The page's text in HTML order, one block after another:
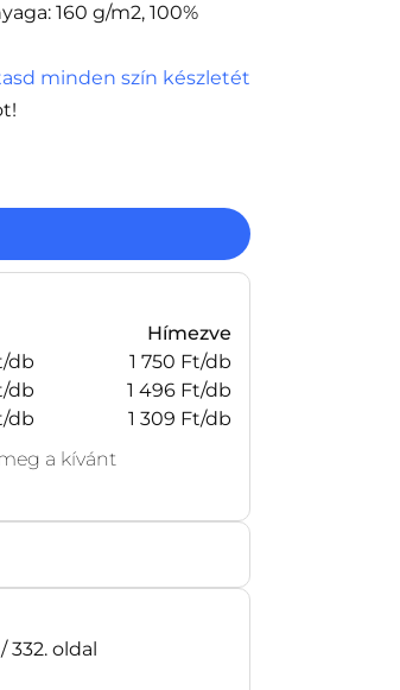
160 g/m2, 100%
minden szín készletét
Hímezve
db
1 750 Ft/db
db
1 496 Ft/db
db
1 309 Ft/db
a kívánt
332. oldal